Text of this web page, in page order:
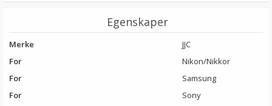
Egenskaper
Merke
JJC
For
Nikon/Nikkor
For
Samsung
For
Sony